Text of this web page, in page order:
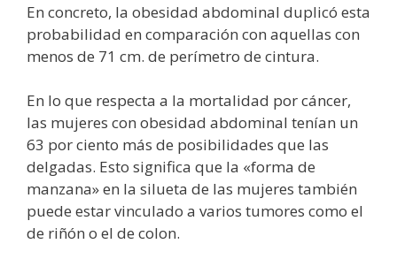
En concreto, la obesidad abdominal duplicó esta
probabilidad en comparación con aquellas con
menos de 71 cm. de perímetro de cintura.
En lo que respecta a la mortalidad por cáncer,
las mujeres con obesidad abdominal tenían un
63 por ciento más de posibilidades que las
delgadas. Esto significa que la «forma de
manzana» en la silueta de las mujeres también
puede estar vinculado a varios tumores como el
de riñón o el de colon.